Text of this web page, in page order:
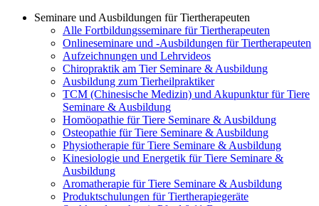
Seminare und Ausbildungen für Tiertherapeuten
Alle Fortbildungsseminare für Tiertherapeuten
Onlineseminare und -Ausbildungen für Tiertherapeuten
Aufzeichnungen und Lehrvideos
Chiropraktik am Tier Seminare & Ausbildung
Ausbildung zum Tierheilpraktiker
TCM (Chinesische Medizin) und Akupunktur für Tiere
Seminare & Ausbildung
Homöopathie für Tiere Seminare & Ausbildung
Osteopathie für Tiere Seminare & Ausbildung
Physiotherapie für Tiere Seminare & Ausbildung
Kinesiologie und Energetik für Tiere Seminare &
Ausbildung
Aromatherapie für Tiere Seminare & Ausbildung
Produktschulungen für Tiertherapiegeräte